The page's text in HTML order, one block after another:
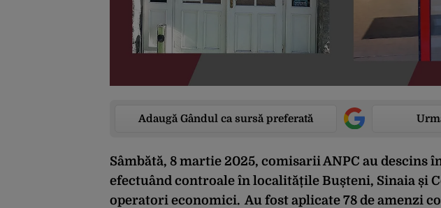
Adaugă Gândul ca sursă preferată
Sâmbătă, 8 martie 2025, comisarii ANPC au descins
efectuând controale în localitățile Bușteni, Sinaia și
operatori economici. Au fost aplicate 78 de amenzi